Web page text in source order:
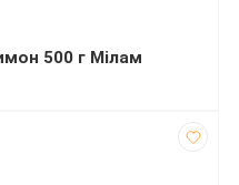
500 г Мілам